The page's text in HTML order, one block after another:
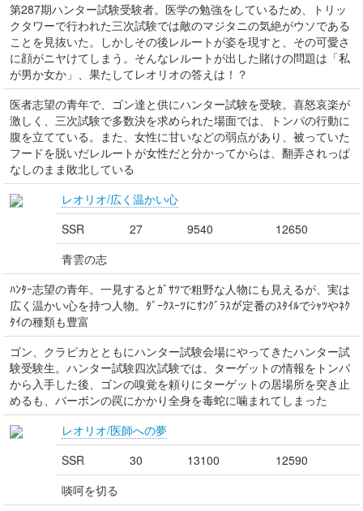
第287期ハンター試験受験者。医学の勉強をしているため、トリッ
クタワーで行われた三次試験では敵のマジタニの気絶がウソである
ことを見抜いた。しかしその後レルートが姿を現すと、その可愛さ
に顔がニヤけてしまう。そんなレルートが出した賭けの問題は「私
が男か女か」、果たしてレオリオの答えは！？
医者志望の青年で、ゴン達と供にハンター試験を受験。喜怒哀楽が
激しく、三次試験で多数決を求められた場面では、トンパの行動に
腹を立てている。また、女性に甘いなどの弱点があり、被っていた
フードを脱いだレルートが女性だと分かってからは、翻弄されっぱ
なしのまま敗北している
レオリオ/広く温かい心
SSR
27 9540
12650
青雲の志
ﾊﾝﾀｰ志望の青年。一見するとｶﾞｻﾂで粗野な人物にも見えるが、実は
広く温かい心を持つ人物。ﾀﾞｰｸｽｰﾂにｻﾝｸﾞﾗｽが定番のｽﾀｲﾙでｼｬﾂやﾈｸ
ﾀｲの種類も豊富
ゴン、クラピカとともにハンター試験会場にやってきたハンター試
験受験生。ハンター試験四次試験では、ターゲットの情報をトンパ
から入手した後、ゴンの嗅覚を頼りにターゲットの居場所を突き止
めるも、バーボンの罠にかかり全身を毒蛇に噛まれてしまった
レオリオ/医師への夢
SSR
30 13100
12590
啖呵を切る